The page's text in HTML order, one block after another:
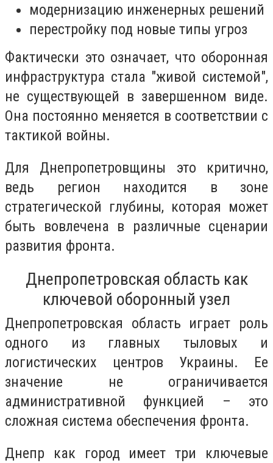
модернизацию инженерных решений
перестройку под новые типы угроз
Фактически это означает, что оборонная
инфраструктура стала "живой системой",
не существующей в завершенном виде.
Она постоянно меняется в соответствии с
тактикой войны.
Для Днепропетровщины это критично,
ведь регион находится в зоне
стратегической глубины, которая может
быть вовлечена в различные сценарии
развития фронта.
Днепропетровская область как
ключевой оборонный узел
Днепропетровская область играет роль
одного из главных тыловых и
логистических центров Украины. Ее
значение не ограничивается
административной функцией – это
сложная система обеспечения фронта.
Днепр как город имеет три ключевые